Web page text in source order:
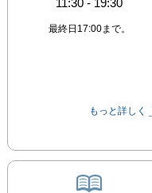
11:30 - 19:30
最終日17:00まで。
もっと詳しく